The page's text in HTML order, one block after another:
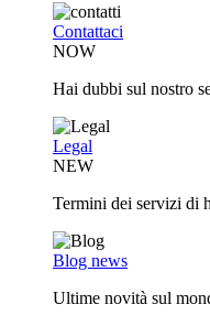
Contattaci
NOW
Hai dubbi sul nostro
Legal
NEW
Termini dei servizi di
Blog news
Ultime novità sul